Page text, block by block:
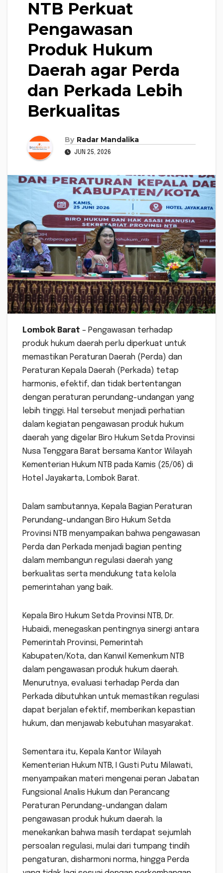
NTB Perkuat
Pengawasan
Produk Hukum
Daerah agar Perda
dan Perkada Lebih
Berkualitas
By Radar Mandalika
JUN 25, 2026
Lombok Barat – Pengawasan terhadap
produk hukum daerah perlu diperkuat untuk
memastikan Peraturan Daerah (Perda) dan
Peraturan Kepala Daerah (Perkada) tetap
harmonis, efektif, dan tidak bertentangan
dengan peraturan perundang-undangan yang
lebih tinggi. Hal tersebut menjadi perhatian
dalam kegiatan pengawasan produk hukum
daerah yang digelar Biro Hukum Setda Provinsi
Nusa Tenggara Barat bersama Kantor Wilayah
Kementerian Hukum NTB pada Kamis (25/06) di
Hotel Jayakarta, Lombok Barat.
Dalam sambutannya, Kepala Bagian Peraturan
Perundang-undangan Biro Hukum Setda
Provinsi NTB menyampaikan bahwa pengawasan
Perda dan Perkada menjadi bagian penting
dalam membangun regulasi daerah yang
berkualitas serta mendukung tata kelola
pemerintahan yang baik.
Kepala Biro Hukum Setda Provinsi NTB, Dr.
Hubaidi, menegaskan pentingnya sinergi antara
Pemerintah Provinsi, Pemerintah
Kabupaten/Kota, dan Kanwil Kemenkum NTB
dalam pengawasan produk hukum daerah.
Menurutnya, evaluasi terhadap Perda dan
Perkada dibutuhkan untuk memastikan regulasi
dapat berjalan efektif, memberikan kepastian
hukum, dan menjawab kebutuhan masyarakat.
Sementara itu, Kepala Kantor Wilayah
Kementerian Hukum NTB, I Gusti Putu Milawati,
menyampaikan materi mengenai peran Jabatan
Fungsional Analis Hukum dan Perancang
Peraturan Perundang-undangan dalam
pengawasan produk hukum daerah. Ia
menekankan bahwa masih terdapat sejumlah
persoalan regulasi, mulai dari tumpang tindih
pengaturan, disharmoni norma, hingga Perda